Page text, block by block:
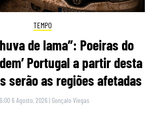
TEMPO
de lama”: Poeiras do
Portugal a partir desta
serão as regiões afetadas
6 Agosto, 2026 | Gonçalo Viegas